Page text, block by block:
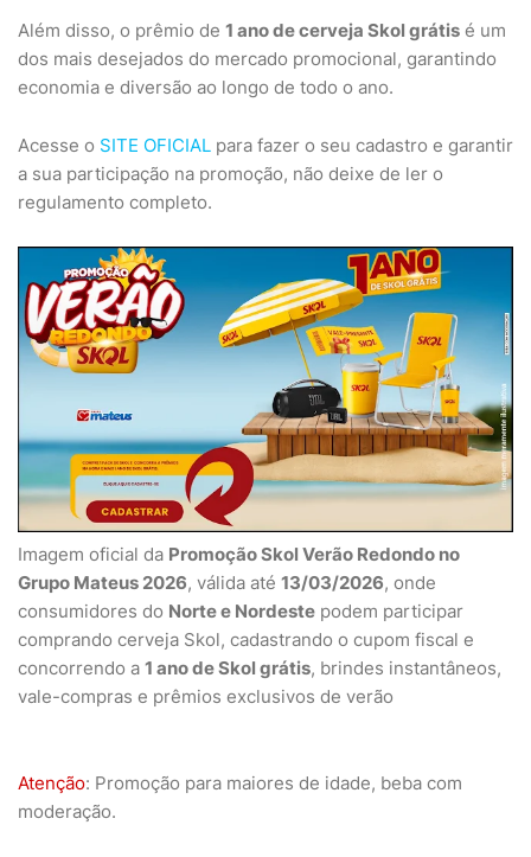
Além disso, o prêmio de 1 ano de cerveja Skol grátis é um
dos mais desejados do mercado promocional, garantindo
economia e diversão ao longo de todo o ano.
Acesse o SITE OFICIAL para fazer o seu cadastro e garantir
a sua participação na promoção, não deixe de ler o
regulamento completo.
Imagem oficial da Promoção Skol Verão Redondo no
Grupo Mateus 2026, válida até 13/03/2026, onde
consumidores do Norte e Nordeste podem participar
comprando cerveja Skol, cadastrando o cupom fiscal e
concorrendo a 1 ano de Skol grátis, brindes instantâneos,
vale-compras e prêmios exclusivos de verão
Atenção: Promoção para maiores de idade, beba com
moderação.